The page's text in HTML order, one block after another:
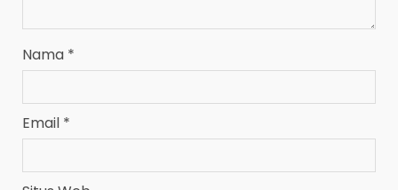
Nama *
Email *